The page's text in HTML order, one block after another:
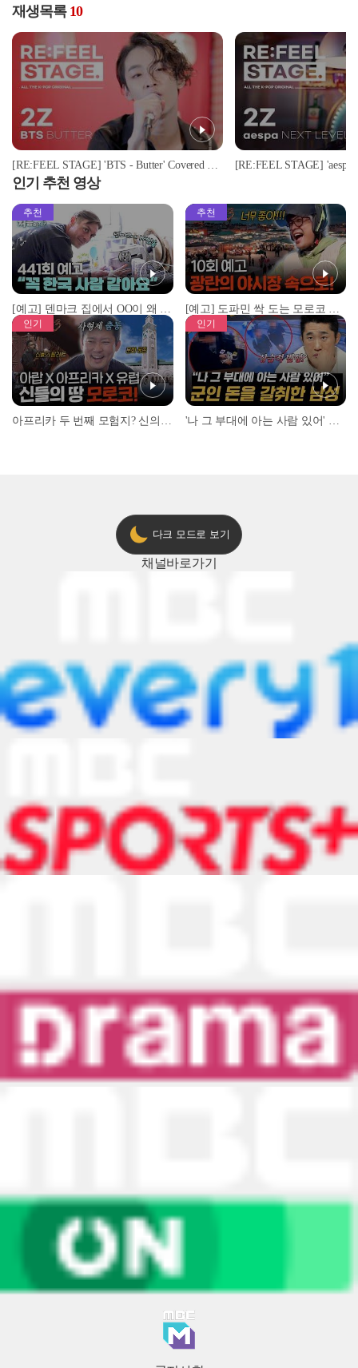
재생목록 10
[RE:FEEL STAGE] 'BTS - Butter' Covered by '2Z'♬ l #리필스테이지
인기 추천 영상
추천
[예고] 덴마크 집에서 OO이 왜 나와...? 이상할 정도로 한국을 사랑하는 우리 형을 제보합니다!
추천
[예고] 도파민 싹 도는 모로코 야시장 투어!
인기 인기
다크 모드로 보기
채널바로가기